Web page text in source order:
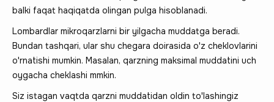
balki faqat haqiqatda olingan pulga hisoblanadi.
Lombardlar mikroqarzlarni bir yilgacha muddatga beradi.
Bundan tashqari, ular shu chegara doirasida o'z cheklovlarini
o'rnatishi mumkin. Masalan, qarzning maksimal muddatini uch
oygacha cheklashi mmkin.
Siz istagan vaqtda qarzni muddatidan oldin to'lashingiz